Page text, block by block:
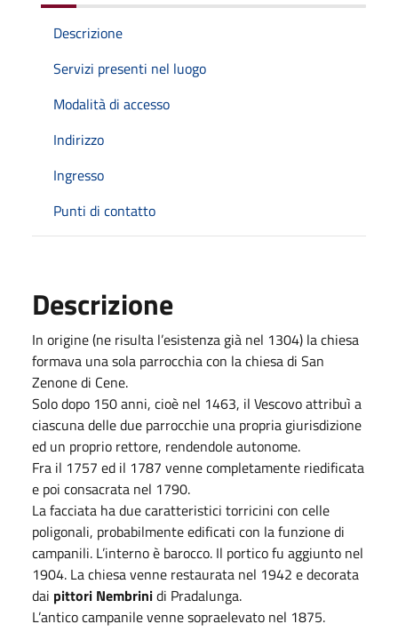
Descrizione
Servizi presenti nel luogo
Modalità di accesso
Indirizzo
Ingresso
Punti di contatto
Descrizione
In origine (ne risulta l’esistenza già nel 1304) la chiesa
formava una sola parrocchia con la chiesa di San
Zenone di Cene.
Solo dopo 150 anni, cioè nel 1463, il Vescovo attribuì a
ciascuna delle due parrocchie una propria giurisdizione
ed un proprio rettore, rendendole autonome.
Fra il 1757 ed il 1787 venne completamente riedificata
e poi consacrata nel 1790.
La facciata ha due caratteristici torricini con celle
poligonali, probabilmente edificati con la funzione di
campanili. L’interno è barocco. Il portico fu aggiunto nel
1904. La chiesa venne restaurata nel 1942 e decorata
dai pittori Nembrinidi Pradalunga.
L’antico campanile venne sopraelevato nel 1875.